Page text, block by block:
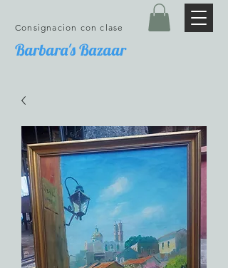
Barbara's Bazaar
Consignacion con clase